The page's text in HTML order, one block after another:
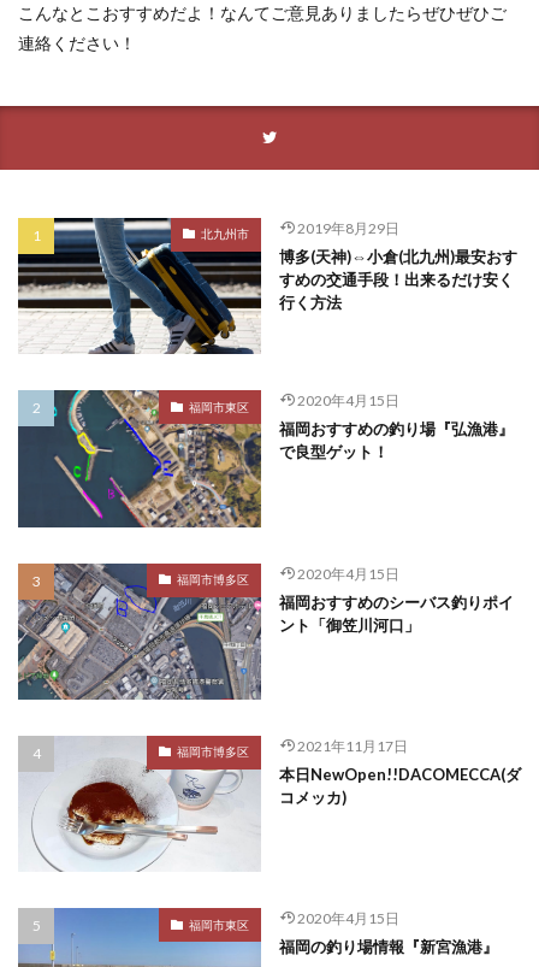
こんなとこおすすめだよ！なんてご意見ありましたらぜひぜひご
連絡ください！
北九州市 2019年8月29日
博多(天神)⇔小倉(北九州)最安おす
すめの交通手段！出来るだけ安く
行く方法
福岡市東区 2020年4月15日
福岡おすすめの釣り場『弘漁港』
で良型ゲット！
福岡市博多区 2020年4月15日
福岡おすすめのシーバス釣りポイ
ント「御笠川河口」
福岡市博多区 2021年11月17日
本日NewOpen!!DACOMECCA(ダ
コメッカ)
福岡市東区 2020年4月15日
福岡の釣り場情報『新宮漁港』